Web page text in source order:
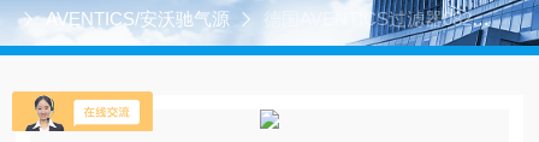
AVENTICS/安沃驰气源
德国AVENTICS过滤器08213
03812